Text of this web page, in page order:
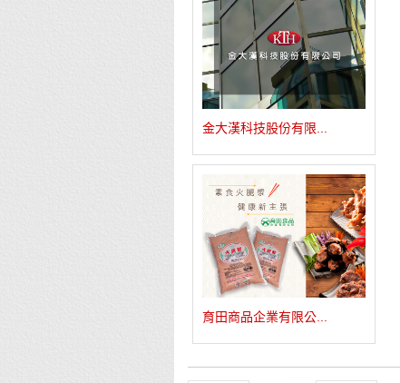
金大漢科技股份有限...
育田商品企業有限公...